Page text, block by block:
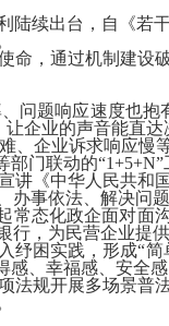
出台，自《若
，通过机制建设
题响应速度也抱
企业的声音能直
企业诉求响应
部门联动的“1+5+N”
《中华人民共和
事依法、解决问
态化政企面对
行，为民营企业提
困实践，形成“
感、幸福感、安全感
规开展多场景